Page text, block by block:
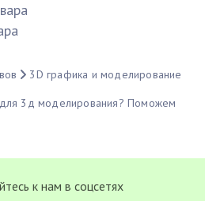
3D графика и моделирование
3д моделирования? Поможем
к нам в соцсетях